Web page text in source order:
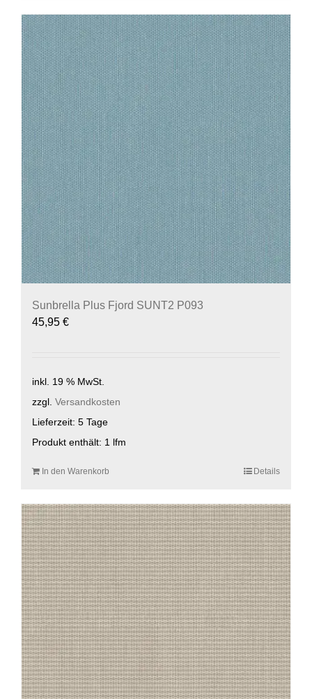
Sunbrella Plus Fjord SUNT2 P093
45,95 €
inkl. 19 % MwSt.
zzgl. Versandkosten
Lieferzeit: 5 Tage
Produkt enthält: 1 lfm
In den Warenkorb Details